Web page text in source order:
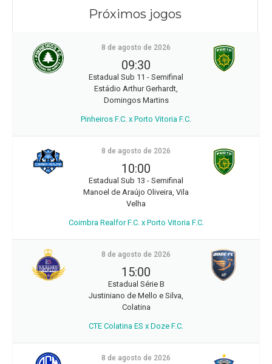
Próximos jogos
8 de agosto de 2026
09:30
Estadual Sub 11 - Semifinal
Estádio Arthur Gerhardt,
Domingos Martins
Pinheiros F.C. x Porto Vitoria F.C.
8 de agosto de 2026
10:00
Estadual Sub 13 - Semifinal
Manoel de Araújo Oliveira, Vila
Velha
Coimbra Realfor F.C. x Porto Vitoria F.C.
8 de agosto de 2026
15:00
Estadual Série B
Justiniano de Mello e Silva,
Colatina
CTE Colatina ES x Doze F.C.
8 de agosto de 2026